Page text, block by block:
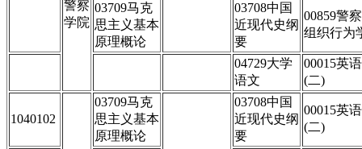
警察
学院
03709马克
思主义基本
原理概论
03708中国
近现代史纲
要
00859警察
组织行为
04729大学
语文
00015英语
(二)
1040102
03709马克
思主义基本
原理概论
03708中国
近现代史纲
要
00015英语
(二)